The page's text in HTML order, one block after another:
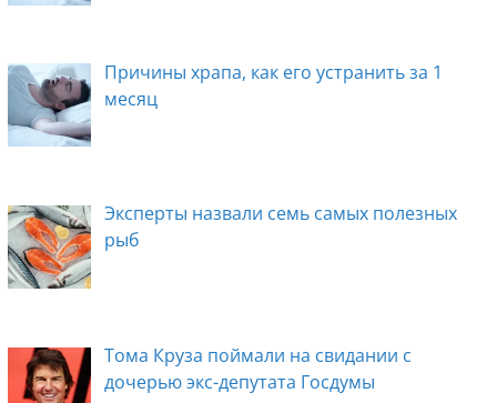
Причины храпа, как его устранить за 1
месяц
Эксперты назвали семь самых полезных
рыб
Тома Круза поймали на свидании с
дочерью экс-депутата Госдумы